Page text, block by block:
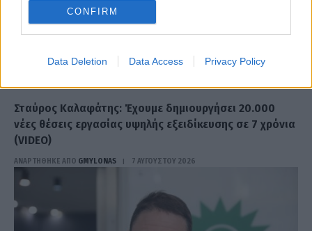
CONFIRM
Data Deletion Data Access Privacy Policy
ΠΟΛΙΤΙΚΉ
Σταύρος Καλαφάτης: Έχουμε δημιουργήσει 20.000
νέες θέσεις εργασίας υψηλής εξειδίκευσης σε 7 χρόνια
(VIDEO)
ΑΝΑΡΤΗΘΗΚΕ ΑΠΟ GMYLONAS 7 ΑΥΓΟΎΣΤΟΥ 2026